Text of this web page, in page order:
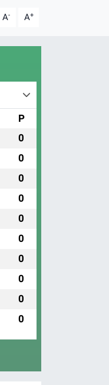
A- A+
P
0
0
0
0
0
0
0
0
0
0